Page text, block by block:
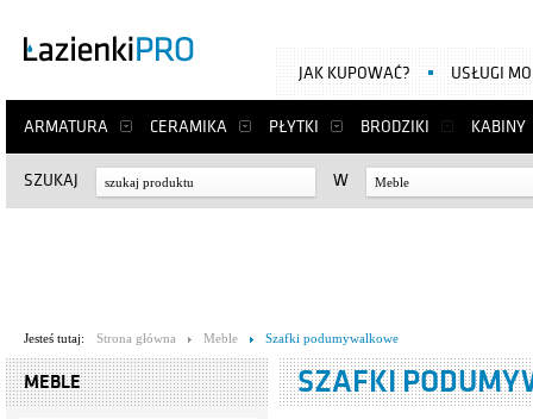
ARMATURA CERAMIKA PŁYTKI BRODZIKI KABINY
JAK KUPOWAĆ? USŁUGI
SZUKAJ W Meble
Jesteś tutaj: Strona główna Meble Szafki podumywalkowe
MEBLE SZAFKI